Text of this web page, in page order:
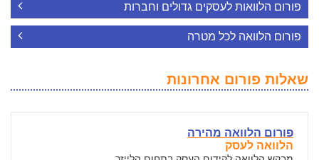
פורום הלוואות לעסקים גדולים וחברות
פורום הלוואה לכל מטרה
שאלות פורום אחרונות
פורום הלוואה מהירה
הלוואה לעסק